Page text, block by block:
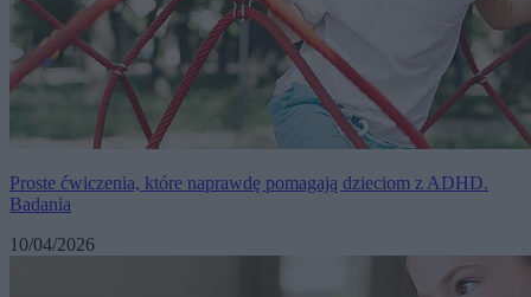
Proste ćwiczenia, które naprawdę pomagają dzieciom z ADHD.
Badania
10/04/2026